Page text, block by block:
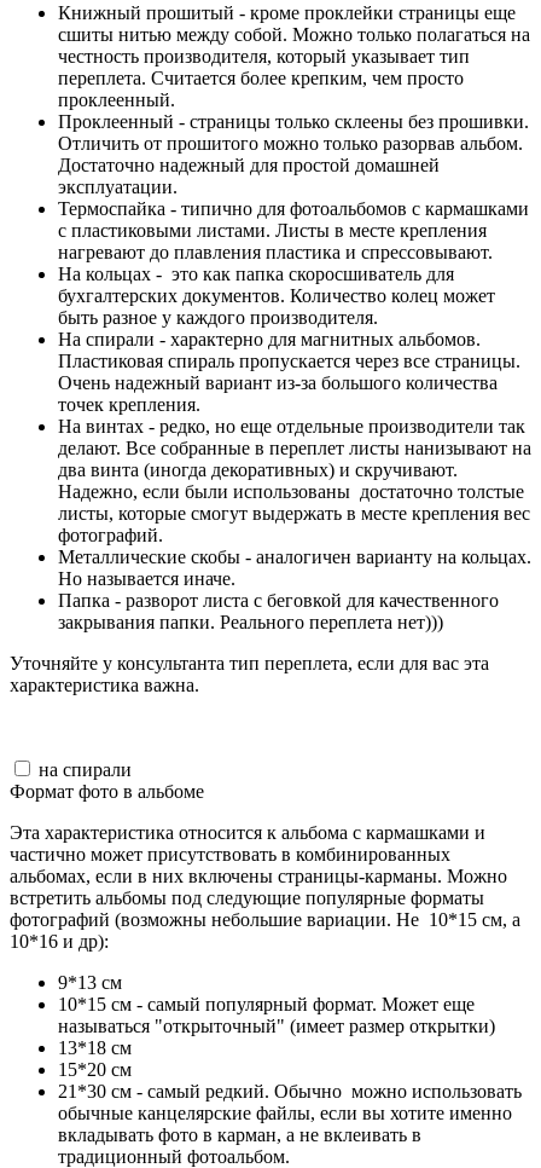
Книжный прошитый - кроме проклейки страницы еще
сшиты нитью между собой. Можно только полагаться на
честность производителя, который указывает тип
переплета. Считается более крепким, чем просто
проклеенный.
Проклеенный - страницы только склеены без прошивки.
Отличить от прошитого можно только разорвав альбом.
Достаточно надежный для простой домашней
эксплуатации.
Термоспайка - типично для фотоальбомов с кармашками
с пластиковыми листами. Листы в месте крепления
нагревают до плавления пластика и спрессовывают.
На кольцах - это как папка скоросшиватель для
бухгалтерских документов. Количество колец может
быть разное у каждого производителя.
На спирали - характерно для магнитных альбомов.
Пластиковая спираль пропускается через все страницы.
Очень надежный вариант из-за большого количества
точек крепления.
На винтах - редко, но еще отдельные производители так
делают. Все собранные в переплет листы нанизывают на
два винта (иногда декоративных) и скручивают.
Надежно, если были использованы достаточно толстые
листы, которые смогут выдержать в месте крепления вес
фотографий.
Металлические скобы - аналогичен варианту на кольцах.
Но называется иначе.
Папка - разворот листа с беговкой для качественного
закрывания папки. Реального переплета нет)))
Уточняйте у консультанта тип переплета, если для вас эта
характеристика важна.
на спирали
Формат фото в альбоме
Эта характеристика относится к альбома с кармашками и
частично может присутствовать в комбинированных
альбомах, если в них включены страницы-карманы. Можно
встретить альбомы под следующие популярные форматы
фотографий (возможны небольшие вариации. Не 10*15 см, а
10*16 и др):
9*13 см
10*15 см - самый популярный формат. Может еще
называться "открыточный" (имеет размер открытки)
13*18 см
15*20 см
21*30 см - самый редкий. Обычно можно использовать
обычные канцелярские файлы, если вы хотите именно
вкладывать фото в карман, а не вклеивать в
традиционный фотоальбом.